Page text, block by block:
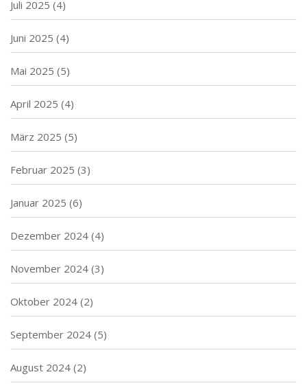
Juli 2025 (4)
Juni 2025 (4)
Mai 2025 (5)
April 2025 (4)
März 2025 (5)
Februar 2025 (3)
Januar 2025 (6)
Dezember 2024 (4)
November 2024 (3)
Oktober 2024 (2)
September 2024 (5)
August 2024 (2)